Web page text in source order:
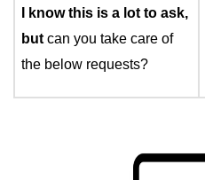
I know this is a lot to ask,
but can you take care of
the below requests?